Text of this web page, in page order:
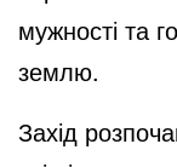
мужності та
землю.
Захід